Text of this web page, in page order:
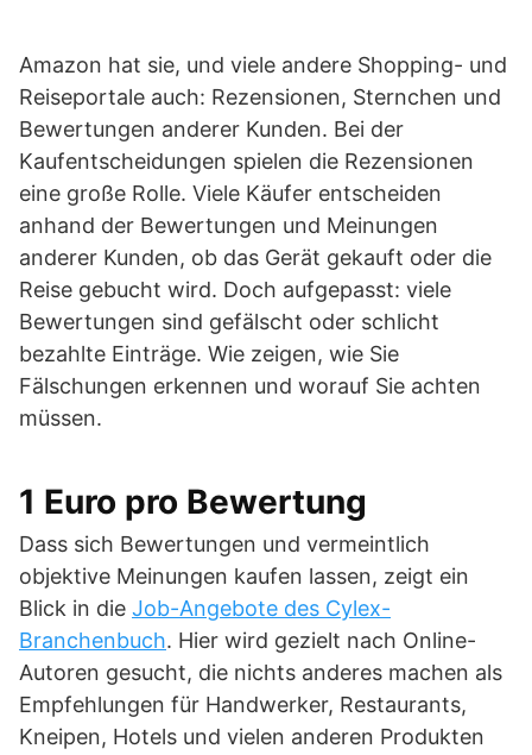
Amazon hat sie, und viele andere Shopping- und
Reiseportale auch: Rezensionen, Sternchen und
Bewertungen anderer Kunden. Bei der
Kaufentscheidungen spielen die Rezensionen
eine große Rolle. Viele Käufer entscheiden
anhand der Bewertungen und Meinungen
anderer Kunden, ob das Gerät gekauft oder die
Reise gebucht wird. Doch aufgepasst: viele
Bewertungen sind gefälscht oder schlicht
bezahlte Einträge. Wie zeigen, wie Sie
Fälschungen erkennen und worauf Sie achten
müssen.
1 Euro pro Bewertung
Dass sich Bewertungen und vermeintlich
objektive Meinungen kaufen lassen, zeigt ein
Blick in die Job-Angebote des Cylex-
Branchenbuch. Hier wird gezielt nach Online-
Autoren gesucht, die nichts anderes machen als
Empfehlungen für Handwerker, Restaurants,
Kneipen, Hotels und vielen anderen Produkten